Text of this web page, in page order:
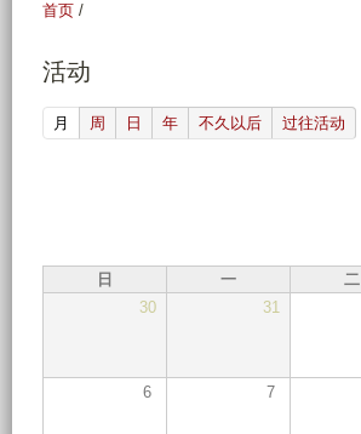
首页 /
活动
月 (active tab)
周 日 年 不久以后 过往活动
日 一 二
30
31
6 7